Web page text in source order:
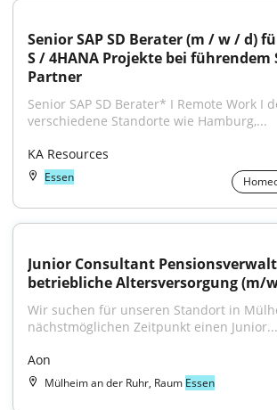
Senior SAP SD Berater (m / w / d)
S / 4HANA Projekte bei führendem
Partner
Senior SAP SD Berater* I Remote Work I
verschiedene Standorte wie Hamburg,...
KA Resources
Essen
Junior Consultant
betriebliche Altersversorgung (m/
Wir suchen für unseren Standort in
nächstmöglichen Zeitpunkt einen Junior...
Aon
Mülheim an der Ruhr, Raum Essen